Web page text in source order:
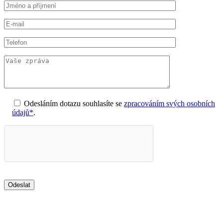
Odesláním dotazu souhlasíte se zpracováním svých osobních
údajů*.